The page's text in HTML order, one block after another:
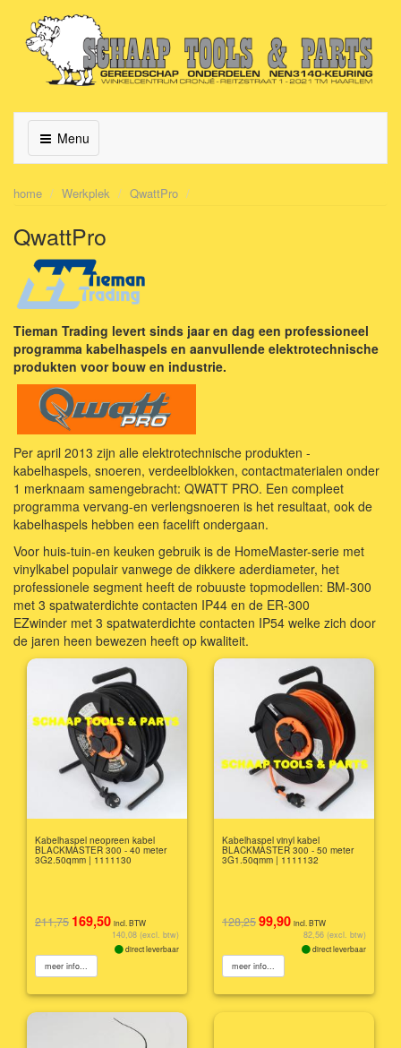
Menu
home Werkplek QwattPro
QwattPro
Tieman Trading levert sinds jaar en dag een professioneel
programma kabelhaspels en aanvullende elektrotechnische
produkten voor bouw en industrie.
Per april 2013 zijn alle elektrotechnische produkten -
kabelhaspels, snoeren, verdeelblokken, contactmaterialen onder
1 merknaam samengebracht: QWATT PRO. Een compleet
programma vervang-en verlengsnoeren is het resultaat, ook de
kabelhaspels hebben een facelift ondergaan.
Voor huis-tuin-en keuken gebruik is de HomeMaster-serie met
vinylkabel populair vanwege de dikkere aderdiameter, het
professionele segment heeft de robuuste topmodellen: BM-300
met 3 spatwaterdichte contacten IP44 en de ER-300
EZwinder met 3 spatwaterdichte contacten IP54 welke zich door
de jaren heen bewezen heeft op kwaliteit.
Kabelhaspel neopreen kabel
BLACKMASTER 300 - 40 meter
3G2.50qmm | 1111130
211,75 169,50 incl. BTW
140,08 (excl. btw)
direct leverbaar
meer info...
Kabelhaspel vinyl kabel
BLACKMASTER 300 - 50 meter
3G1.50qmm | 1111132
128,2599,90 incl. BTW
82,56 (excl. btw)
direct leverbaar
meer info...